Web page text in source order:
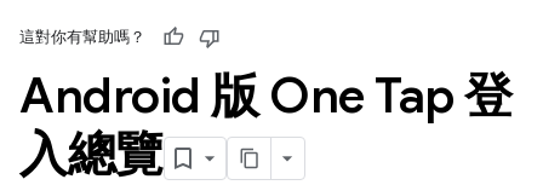
這對你有幫助嗎？
Android 版 One Tap 登
入總覽